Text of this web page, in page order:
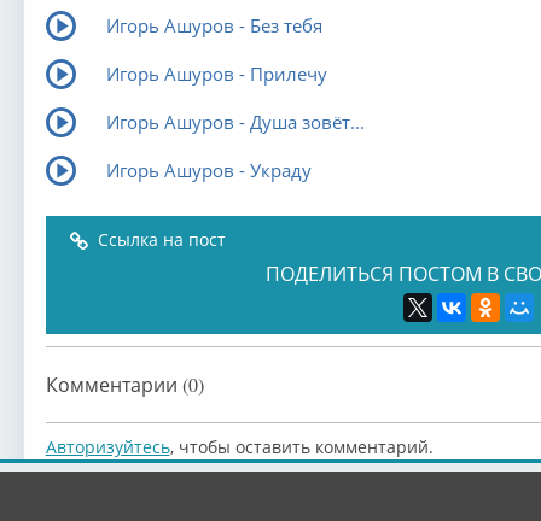
Игорь Ашуров - Без тебя
Игорь Ашуров - Прилечу
Игорь Ашуров - Душа зовёт...
Игорь Ашуров - Украду
Ссылка на пост
ПОДЕЛИТЬСЯ ПОСТОМ В
Комментарии (0)
Авторизуйтесь, чтобы оставить комментарий.